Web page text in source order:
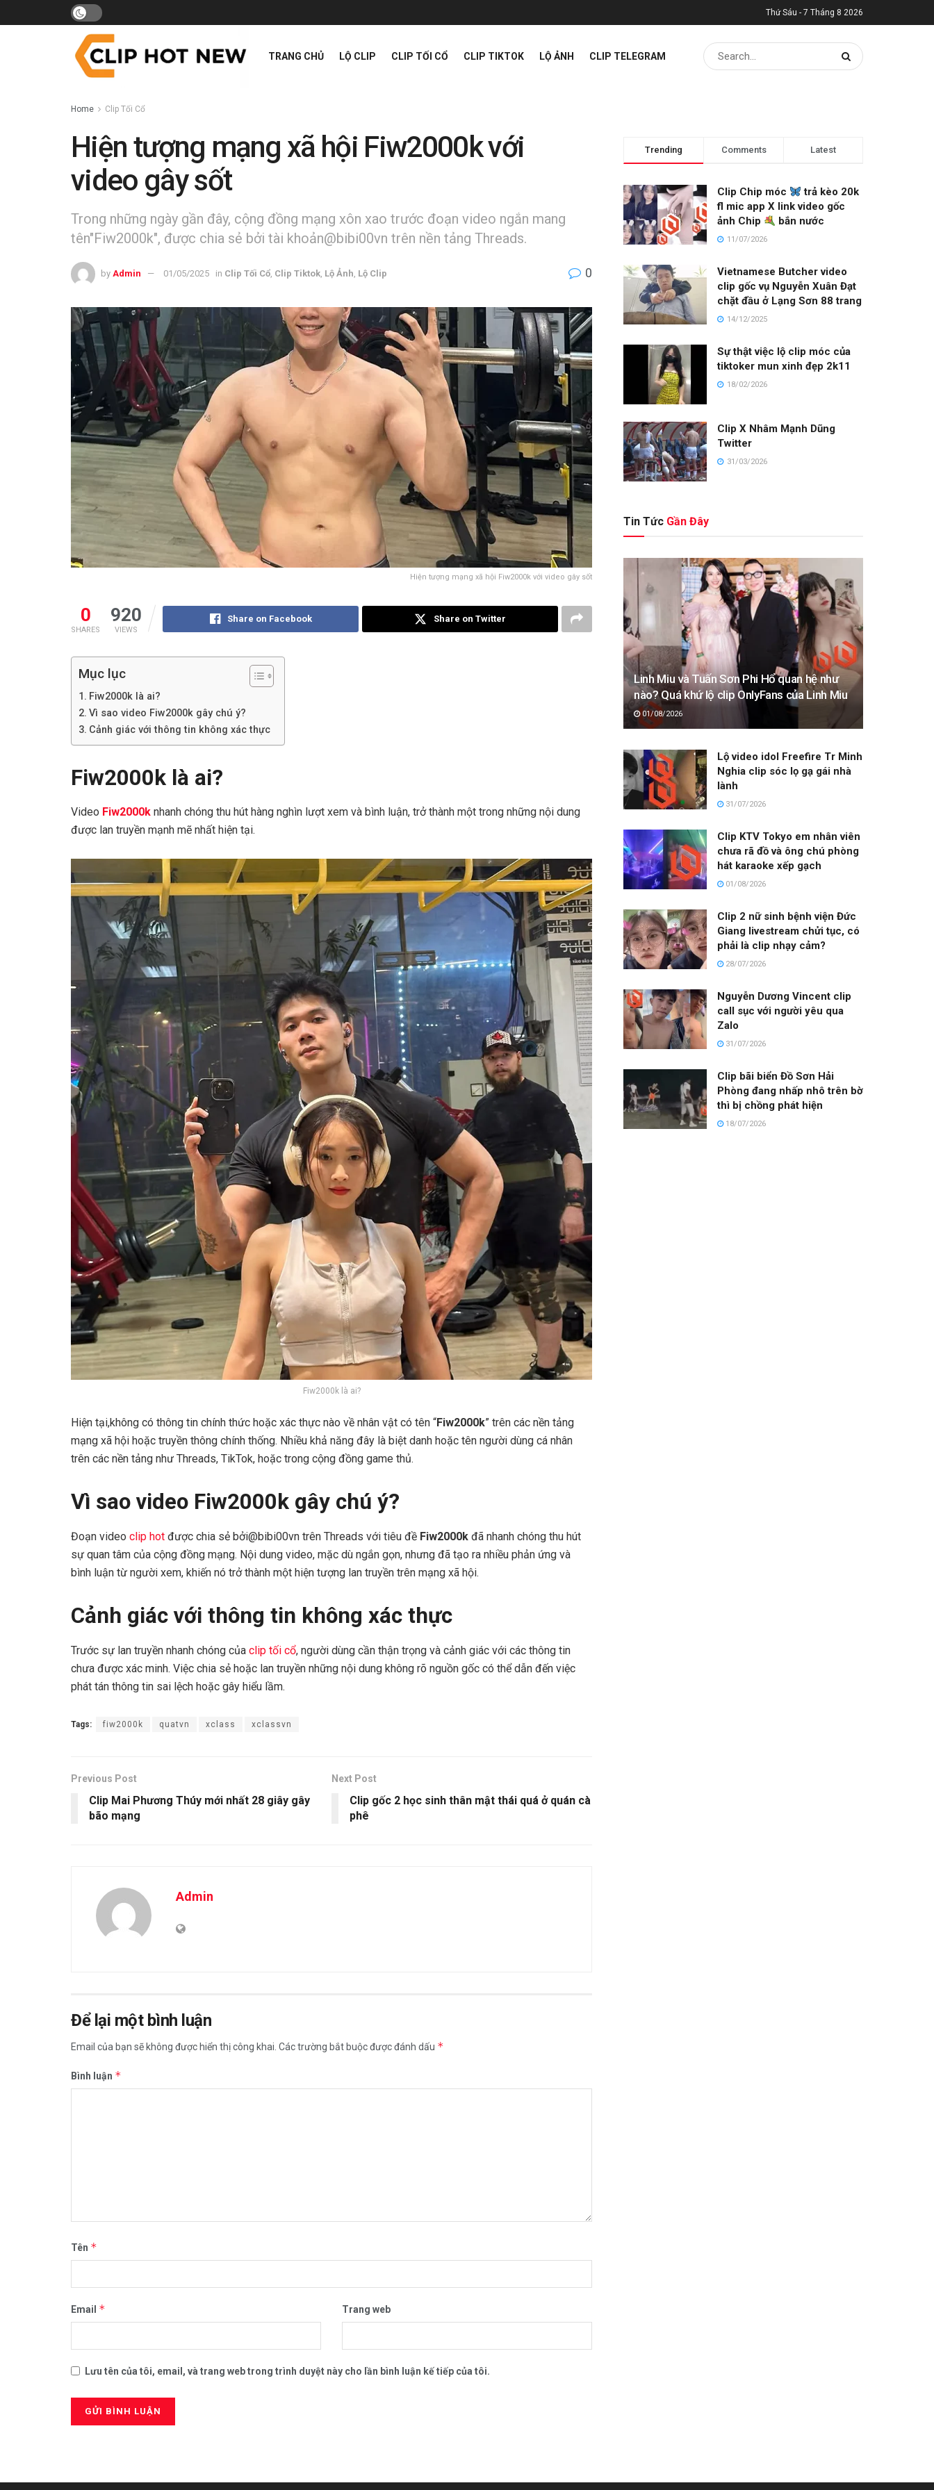
Thứ Sáu - 7 Tháng 8 2026
TRANG CHỦ LỘ CLIP CLIP TỐI CỔ CLIP TIKTOK LỘ ẢNH CLIP TELEGRAM
Home Clip Tối Cổ
Hiện tượng mạng xã hội Fiw2000k với
video gây sốt
Trong những ngày gần đây, cộng đồng mạng xôn xao trước đoạn video ngắn mang
tên"Fiw2000k", được chia sẻ bởi tài khoản@bibi00vn trên nền tảng Threads.
by Admin 01/05/2025 in Clip Tối Cổ Clip Tiktok Lộ Ảnh Lộ Clip 0
Hiện tượng mạng xã hội Fiw2000k với video gây sốt
0
SHARES
920
VIEWS
Share on Facebook Share on Twitter
Mục lục
Fiw2000k là ai?
Vì sao video Fiw2000k gây chú ý?
Cảnh giác với thông tin không xác thực
Fiw2000k là ai?
Video Fiw2000k nhanh chóng thu hút hàng nghìn lượt xem và bình luận, trở thành một trong những nội dung
được lan truyền mạnh mẽ nhất hiện tại.
Fiw2000k là ai?
Hiện tại,không có thông tin chính thức hoặc xác thực nào về nhân vật có tên “Fiw2000k” trên các nền tảng
mạng xã hội hoặc truyền thông chính thống. Nhiều khả năng đây là biệt danh hoặc tên người dùng cá nhân
trên các nền tảng như Threads, TikTok, hoặc trong cộng đồng game thủ.
Vì sao video Fiw2000k gây chú ý?
Đoạn video clip hot được chia sẻ bởi@bibi00vn trên Threads với tiêu đề Fiw2000k đã nhanh chóng thu hút
sự quan tâm của cộng đồng mạng. Nội dung video, mặc dù ngắn gọn, nhưng đã tạo ra nhiều phản ứng và
bình luận từ người xem, khiến nó trở thành một hiện tượng lan truyền trên mạng xã hội.
Cảnh giác với thông tin không xác thực
Trước sự lan truyền nhanh chóng của clip tối cổ, người dùng cần thận trọng và cảnh giác với các thông tin
chưa được xác minh. Việc chia sẻ hoặc lan truyền những nội dung không rõ nguồn gốc có thể dẫn đến việc
phát tán thông tin sai lệch hoặc gây hiểu lầm.
Tags: fiw2000k quatvn xclass xclassvn
Previous Post
Clip Mai Phương Thúy mới nhất 28 giây gây
bão mạng
Next Post
Clip gốc 2 học sinh thân mật thái quá ở quán cà
phê
Admin
Để lại một bình luận
Email của bạn sẽ không được hiển thị công khai. Các trường bắt buộc được đánh dấu *
Bình luận *
Tên *
Email * Trang web
Lưu tên của tôi, email, và trang web trong trình duyệt này cho lần bình luận kế tiếp của tôi.
Trending Comments Latest
Clip Chip móc
trả kèo 20k
fl mic app X link video gốc
ảnh Chip
bắn nước
11/07/2026
Vietnamese Butcher video
clip gốc vụ Nguyễn Xuân Đạt
chặt đầu ở Lạng Sơn 88 trang
14/12/2025
Sự thật việc lộ clip móc của
tiktoker mun xinh đẹp 2k11
18/02/2026
Clip X Nhâm Mạnh Dũng
Twitter
31/03/2026
Tin Tức Gần Đây
Linh Miu và Tuấn Sơn Phi Hổ quan hệ như
nào? Quá khứ lộ clip OnlyFans của Linh Miu
01/08/2026
Lộ video idol Freefire Tr Minh
Nghia clip sóc lọ gạ gái nhà
lành
31/07/2026
Clip KTV Tokyo em nhân viên
chưa rã đồ và ông chú phòng
hát karaoke xếp gạch
01/08/2026
Clip 2 nữ sinh bệnh viện Đức
Giang livestream chửi tục, có
phải là clip nhạy cảm?
28/07/2026
Nguyễn Dương Vincent clip
call sục với người yêu qua
Zalo
31/07/2026
Clip bãi biển Đồ Sơn Hải
Phòng đang nhấp nhô trên bờ
thì bị chồng phát hiện
18/07/2026